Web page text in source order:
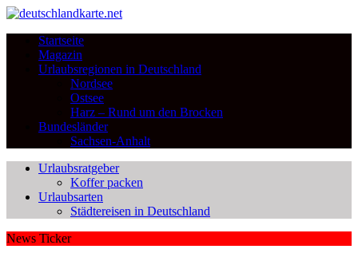
Startseite
Magazin
Urlaubsregionen in Deutschland
Nordsee
Ostsee
Harz – Rund um den Brocken
Bundesländer
Sachsen-Anhalt
Urlaubsratgeber
Koffer packen
Urlaubsarten
Städtereisen in Deutschland
News Ticker